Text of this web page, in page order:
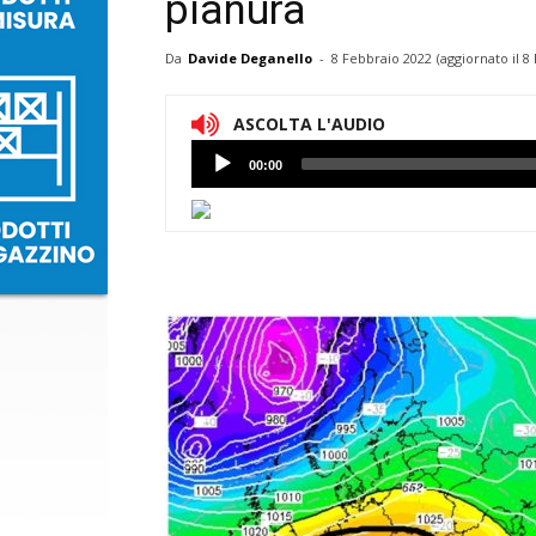
pianura
Da Davide Deganello - 8 Febbraio 2022 (aggiornato il 8
ASCOLTA L'AUDIO
Lettore
Audio
00:00